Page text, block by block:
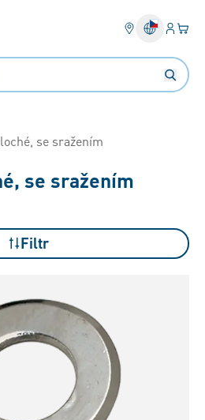
Váš
se sražením
se sražením
Filtr